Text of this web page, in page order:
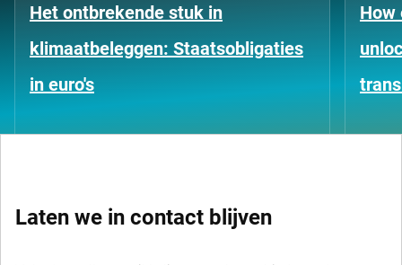
Het ontbrekende stuk in
klimaatbeleggen: Staatsobligaties
in euro's
How
Laten we in contact blijven